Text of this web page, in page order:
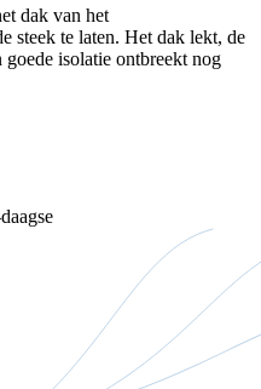
dak van het
steek te laten. Het dak lekt, de
isolatie ontbreekt nog